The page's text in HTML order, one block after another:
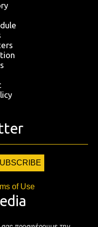
of Use